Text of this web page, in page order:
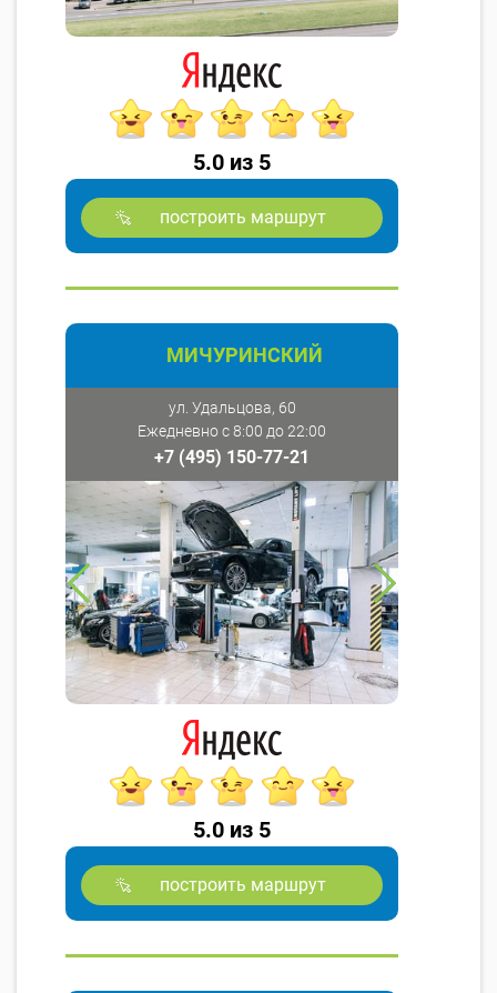
5.0 из 5
построить маршрут
МИЧУРИНСКИЙ
ул. Удальцова, 60
Ежедневно с 8:00 до 22:00
+7 (495) 150-77-21
5.0 из 5
построить маршрут